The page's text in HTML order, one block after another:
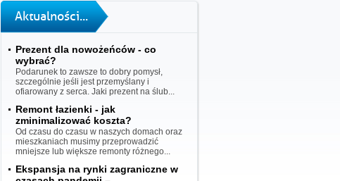
Aktualności...
Prezent dla nowożeńców - co
wybrać?
Podarunek to zawsze to dobry pomysł,
szczególnie jeśli jest przemyślany i
ofiarowany z serca. Jaki prezent na ślub...
Remont łazienki - jak
zminimalizować koszta?
Od czasu do czasu w naszych domach oraz
mieszkaniach musimy przeprowadzić
mniejsze lub większe remonty różnego...
Ekspansja na rynki zagraniczne w